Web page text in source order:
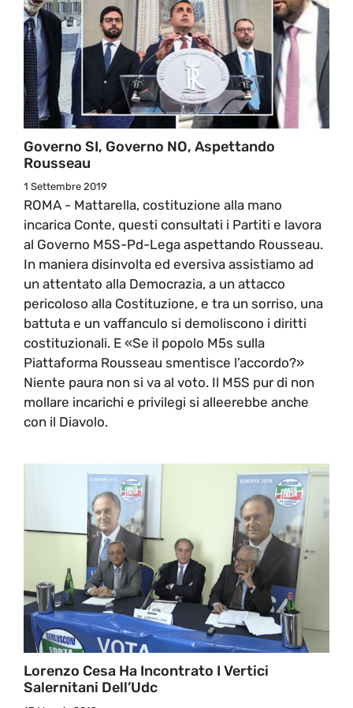
Governo SI, Governo NO, Aspettando
Rousseau
1 Settembre 2019
ROMA - Mattarella, costituzione alla mano
incarica Conte, questi consultati i Partiti e lavora
al Governo M5S-Pd-Lega aspettando Rousseau.
In maniera disinvolta ed eversiva assistiamo ad
un attentato alla Democrazia, a un attacco
pericoloso alla Costituzione, e tra un sorriso, una
battuta e un vaffanculo si demoliscono i diritti
costituzionali. E «Se il popolo M5s sulla
Piattaforma Rousseau smentisce l’accordo?»
Niente paura non si va al voto. Il M5S pur di non
mollare incarichi e privilegi si alleerebbe anche
con il Diavolo.
Lorenzo Cesa Ha Incontrato I Vertici
Salernitani Dell’Udc